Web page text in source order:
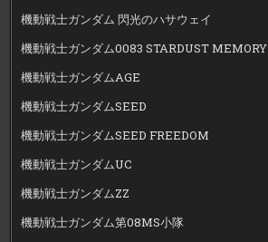
機動戦士ガンダム 閃光のハサウェイ
機動戦士ガンダム0083 STARDUST MEMORY
機動戦士ガンダムAGE
機動戦士ガンダムSEED
機動戦士ガンダムSEED FREEDOM
機動戦士ガンダムUC
機動戦士ガンダムZZ
機動戦士ガンダム第08MS小隊